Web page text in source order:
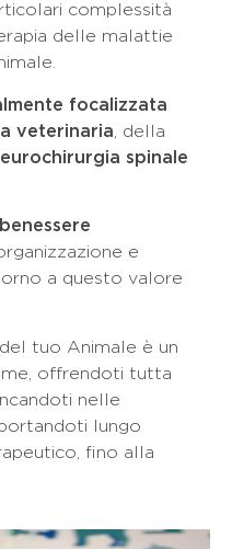
complessità
delle malattie
focalizzata
veterinaria , della
spinale
benessere
e
a questo valore
tuo Animale è un
offrendoti tutta
nelle
lungo
fino alla